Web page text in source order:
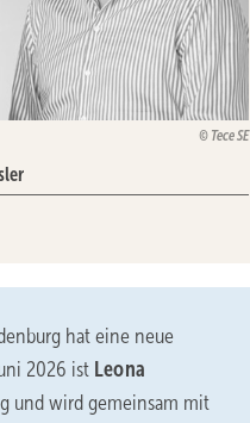
Tece SE
hat eine neue
2026 ist Leona
und wird gemeinsam mit